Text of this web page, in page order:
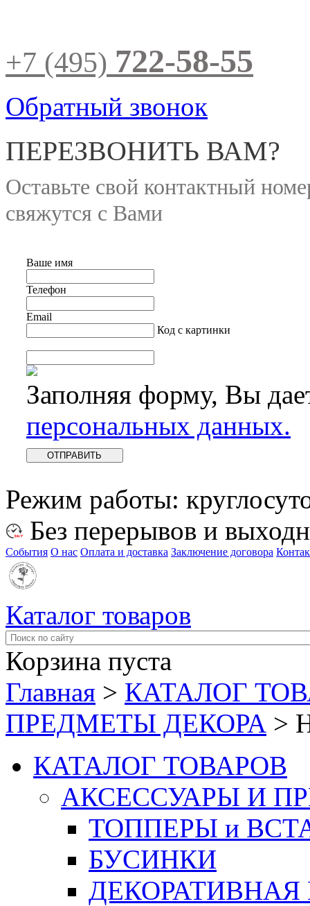
+7 (495) 722-58-55
Обратный звонок
ПЕРЕЗВОНИТЬ ВАМ?
Оставьте свой контактный
свяжутся с Вами
Ваше имя
Телефон
Email
Код с картинки
Заполняя форму, Вы
персональных данных.
Режим работы:
Без перерывов и
События О нас Оплата и доставка Заключение договора
Каталог товаров
Корзина пуста
Главная > КАТАЛОГ
ПРЕДМЕТЫ ДЕКОРА >
КАТАЛОГ ТОВАРОВ
АКСЕССУАРЫ И
ТОППЕРЫ и
БУСИНКИ
ДЕКОРАТИВНАЯ